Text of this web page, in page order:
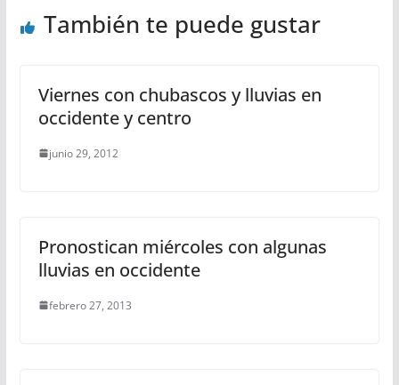
También te puede gustar
Viernes con chubascos y lluvias en
occidente y centro
junio 29, 2012
Pronostican miércoles con algunas
lluvias en occidente
febrero 27, 2013